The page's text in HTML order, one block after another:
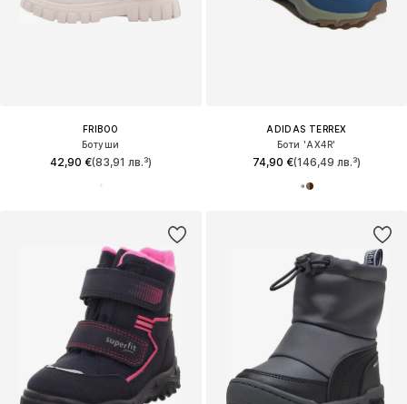
FRIBOO
Ботуши
42,90 €(83,91 лв.³)
ADIDAS TERREX
Боти 'AX4R'
74,90 €(146,49 лв.³)